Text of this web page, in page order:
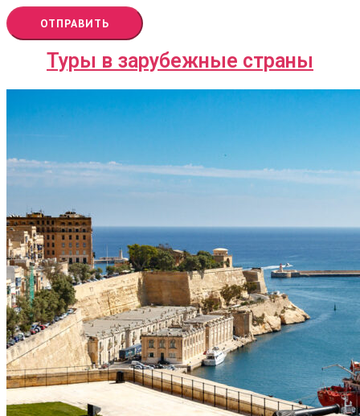
ОТПРАВИТЬ
Туры в зарубежные страны